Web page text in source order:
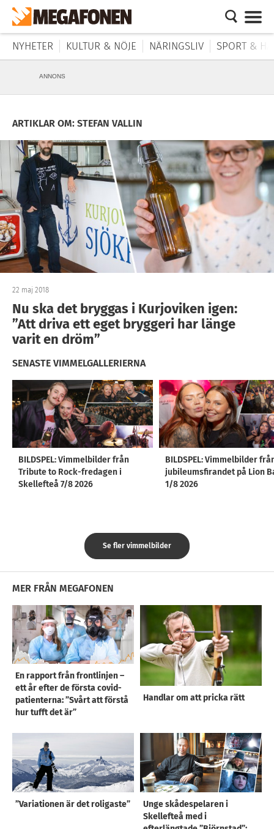
NYHETER KULTUR & NÖJE NÄRINGSLIV SPORT &
ANNONS
ARTIKLAR OM: STEFAN VALLIN
22 maj 2018
Nu ska det bryggas i Kurjoviken igen:
”Att driva ett eget bryggeri har länge
varit en dröm”
SENASTE VIMMELGALLERIERNA
BILDSPEL: Vimmelbilder från
Tribute to Rock-fredagen i
Skellefteå 7/8 2026
BILDSPEL: Vimmelbilder
jubileumsfirandet på Lion
1/8 2026
Se fler vimmelbilder
MER FRÅN MEGAFONEN
En rapport från frontlinjen –
ett år efter de första covid-
patienterna: ”Svårt att förstå
hur tufft det är”
Handlar om att pricka rätt
”Variationen är det roligaste”
Unge skådespelaren i
Skellefteå med i